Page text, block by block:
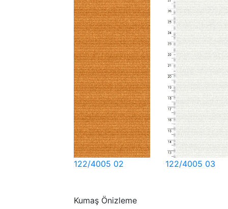
122/4005 02 122/4005 03
Kumaş Önizleme